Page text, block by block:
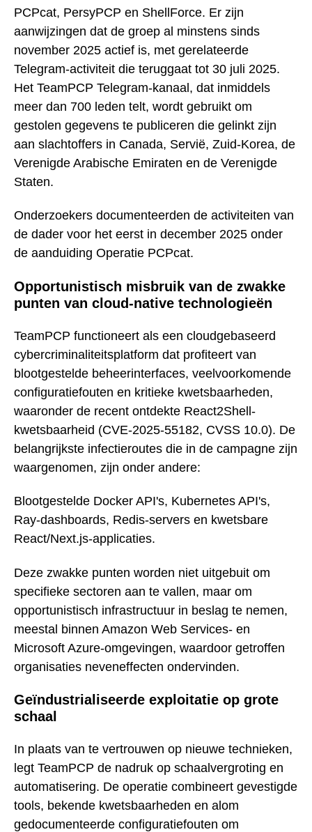
PCPcat, PersyPCP en ShellForce. Er zijn
aanwijzingen dat de groep al minstens sinds
november 2025 actief is, met gerelateerde
Telegram-activiteit die teruggaat tot 30 juli 2025.
Het TeamPCP Telegram-kanaal, dat inmiddels
meer dan 700 leden telt, wordt gebruikt om
gestolen gegevens te publiceren die gelinkt zijn
aan slachtoffers in Canada, Servië, Zuid-Korea, de
Verenigde Arabische Emiraten en de Verenigde
Staten.
Onderzoekers documenteerden de activiteiten van
de dader voor het eerst in december 2025 onder
de aanduiding Operatie PCPcat.
Opportunistisch misbruik van de zwakke
punten van cloud-native technologieën
TeamPCP functioneert als een cloudgebaseerd
cybercriminaliteitsplatform dat profiteert van
blootgestelde beheerinterfaces, veelvoorkomende
configuratiefouten en kritieke kwetsbaarheden,
waaronder de recent ontdekte React2Shell-
kwetsbaarheid (CVE-2025-55182, CVSS 10.0). De
belangrijkste infectieroutes die in de campagne zijn
waargenomen, zijn onder andere:
Blootgestelde Docker API's, Kubernetes API's,
Ray-dashboards, Redis-servers en kwetsbare
React/Next.js-applicaties.
Deze zwakke punten worden niet uitgebuit om
specifieke sectoren aan te vallen, maar om
opportunistisch infrastructuur in beslag te nemen,
meestal binnen Amazon Web Services- en
Microsoft Azure-omgevingen, waardoor getroffen
organisaties neveneffecten ondervinden.
Geïndustrialiseerde exploitatie op grote
schaal
In plaats van te vertrouwen op nieuwe technieken,
legt TeamPCP de nadruk op schaalvergroting en
automatisering. De operatie combineert gevestigde
tools, bekende kwetsbaarheden en alom
gedocumenteerde configuratiefouten om